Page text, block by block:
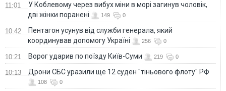
11:01
У Коблевому через вибух міни в морі загинув чоловік,
дві жінки поранені
149 0
10:42
Пентагон усунув від служби генерала, який
координував допомогу Україні
256 0
10:21 Ворог ударив по поїзду Київ-Суми 219 0
10:13 Дрони СБС уразили ще 12 суден "тіньового флоту" РФ
108 0